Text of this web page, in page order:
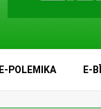
E-POLEMIKA E-